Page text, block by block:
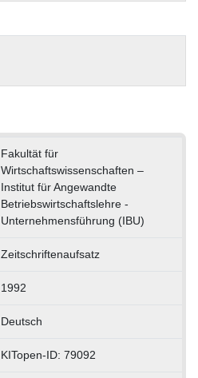
Fakultät für
Wirtschaftswissenschaften –
Institut für Angewandte
Betriebswirtschaftslehre -
Unternehmensführung (IBU)
Zeitschriftenaufsatz
1992
Deutsch
KITopen-ID: 79092